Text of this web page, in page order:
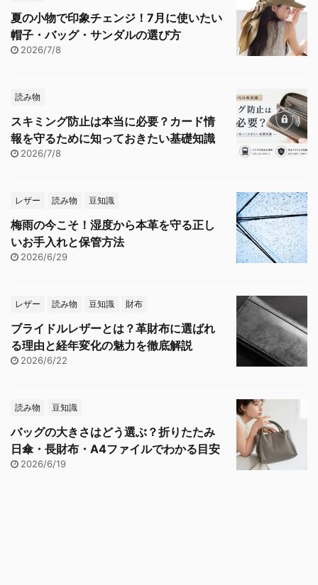
夏の小物で印象チェンジ！7月に使いたい
帽子・バッグ・サンダルの選び方
2026/7/8
読み物
スキミング防止は本当に必要？カード情
報を守るために知っておきたい基礎知識
2026/7/8
レザー 読み物 豆知識
梅雨の今こそ！湿度から本革を守る正し
いお手入れと保管方法
2026/6/29
レザー 読み物 豆知識 財布
ブライドルレザーとは？革財布に選ばれ
る理由と経年変化の魅力を徹底解説
2026/6/22
読み物 豆知識
バッグの大きさはどう選ぶ？折りたたみ
日傘・長財布・A4ファイルでわかる目安
2026/6/19